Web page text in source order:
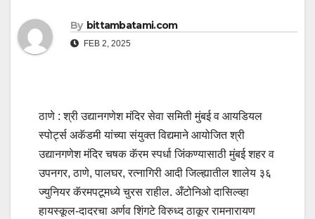
By bittambatami.com
FEB 2, 2025
ठाणे : श्री उद्यानगणेश मंदिर सेवा समिती मुंबई व आयडियल
स्पोर्ट्स अकॅडमी यांच्या संयुक्त विद्यमाने आयोजित श्री
उद्यानगणेश मंदिर चषक कॅरम स्पर्धा जिंकण्यासाठी मुंबई शहर व
उपनगर, ठाणे, पालघर, रत्नागिरी आदी जिल्ह्यातील शालेय ३६
ज्युनियर कॅरमपटूमध्ये चुरस राहील. अँटोनिओ दासिल्व्हा
हायस्कूल-दादरचा अर्णव शिंगटे विरुध्द ठाकूर रामनारायण